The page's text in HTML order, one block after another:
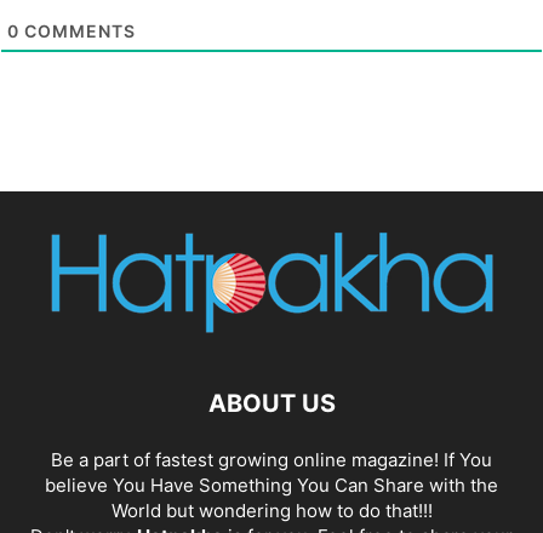
0 COMMENTS
ABOUT US
Be a part of fastest growing online magazine! If You
believe You Have Something You Can Share with the
World but wondering how to do that!!!